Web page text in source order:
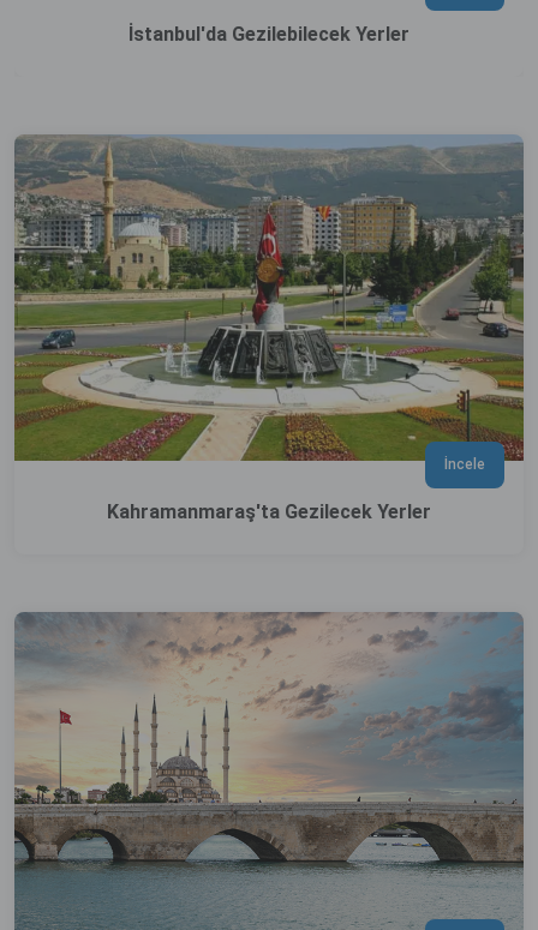
İstanbul'da Gezilebilecek Yerler
İncele
Kahramanmaraş'ta Gezilecek Yerler